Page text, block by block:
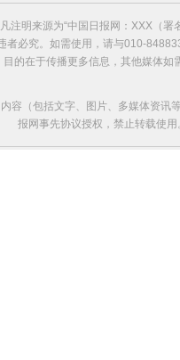
注明来源为“中国日报网：XXX（
者必究。如需使用，请与010-
目的在于传播更多信息，其他媒体
容（包括文字、图片、多媒体资
报网事先协议授权，禁止转载使